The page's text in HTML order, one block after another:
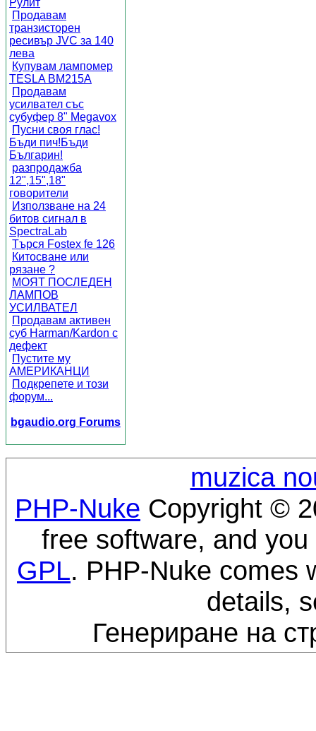
Рулит
Продавам
транзисторен
ресивър JVC за 140
лева
Купувам лампомер
TESLA BM215A
Продавам
усилвател със
субуфер 8" Megavox
Пусни своя глас!
Бъди пич!Бъди
Българин!
разпродажба
12",15",18"
говорители
Използване на 24
битов сигнал в
SpectraLab
Търся Fostex fe 126
Китосване или
рязане ?
МОЯТ ПОСЛЕДЕН
ЛАМПОВ
УСИЛВАТЕЛ
Продавам активен
суб Harman/Kardon с
дефект
Пустите му
АМЕРИКАНЦИ
Подкрепете и този
форум...
bgaudio.org Forums
muzica
PHP-Nuke Copyright ©
free software, and
GPL. PHP-Nuke comes
details,
Генериране на